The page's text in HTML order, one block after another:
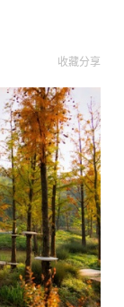
收藏分享